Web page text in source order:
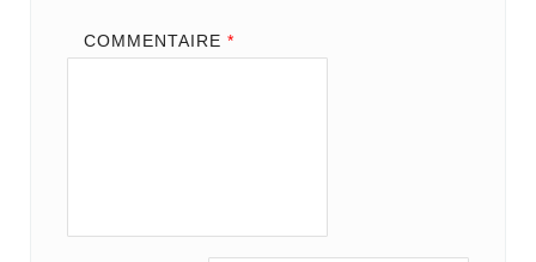
COMMENTAIRE *